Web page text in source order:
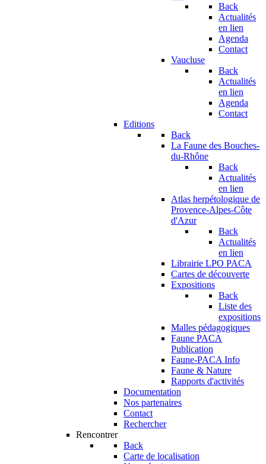
Back
Actualités
en lien
Agenda
Contact
Vaucluse
Back
Actualités
en lien
Agenda
Contact
Editions
Back
La Faune des Bouches-
du-Rhône
Back
Actualités
en lien
Atlas herpétologique de
Provence-Alpes-Côte
d'Azur
Back
Actualités
en lien
Librairie LPO PACA
Cartes de découverte
Expositions
Back
Liste des
expositions
Malles pédagogiques
Faune PACA
Publication
Faune-PACA Info
Faune & Nature
Rapports d'activités
Documentation
Nos partenaires
Contact
Rechercher
Rencontrer
Back
Carte de localisation